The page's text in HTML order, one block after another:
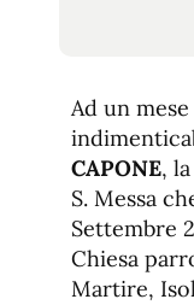
Ad un
CAPONE,
S. Messa
Settembre
Chiesa
Martire,